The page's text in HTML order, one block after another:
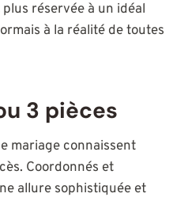
réservée à un idéal
à la réalité de toutes
3 pièces
mariage connaissent
Coordonnés et
allure sophistiquée et